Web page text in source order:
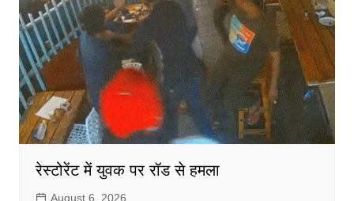
रेस्टोरेंट में युवक पर रॉड से हमला
August 6, 2026